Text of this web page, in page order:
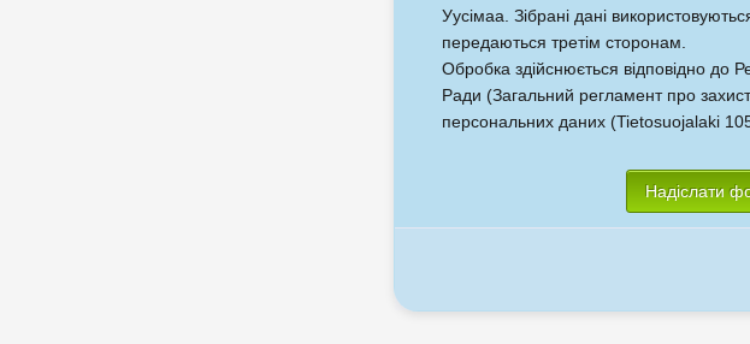
Уусімаа. Зібрані дані
передаються третім сторонам.
Обробка здійснюється відповідно до
Ради (Загальний регламент про
персональних даних (Tietosuojalaki
Надіслати